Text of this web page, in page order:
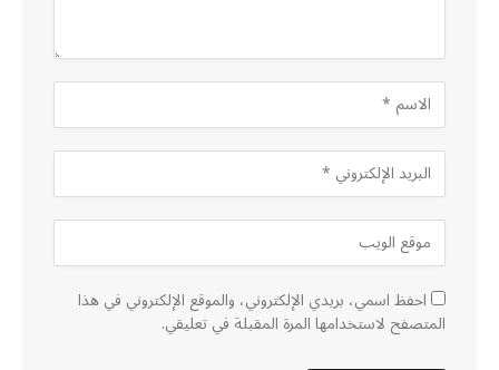
احفظ اسمي، بريدي الإلكتروني، والموقع الإلكتروني في هذا
المتصفح لاستخدامها المرة المقبلة في تعليقي.